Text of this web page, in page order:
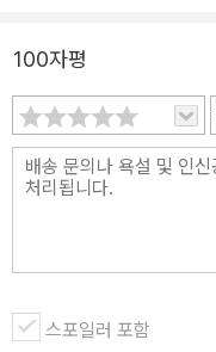
100자평
스포일러 포함